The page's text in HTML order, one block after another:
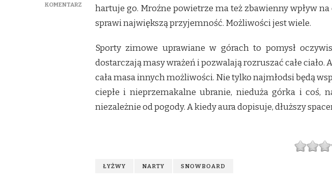
KOMENTARZ
AKTYWNE
SPĘDZANIE
ZIMĄ
hartuje go. Mroźne powietrze ma też zbawienny wpływ
sprawi największą przyjemność. Możliwości jest wiele.
Sporty zimowe uprawiane w górach to pomysł
dostarczają masy wrażeń i pozwalają rozruszać całe
cała masa innych możliwości. Nie tylko najmłodsi będą
ciepłe i nieprzemakalne ubranie, nieduża górka i coś,
niezależnie od pogody. A kiedy aura dopisuje, dłuższy
ŁYŻWY NARTY SNOWBOARD